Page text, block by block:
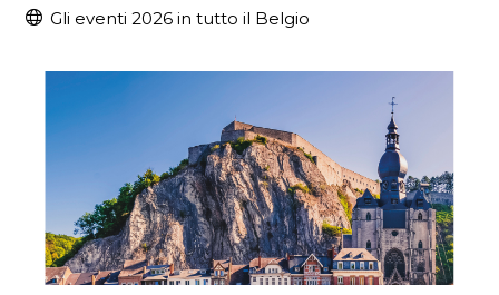
Gli eventi 2026 in tutto il Belgio